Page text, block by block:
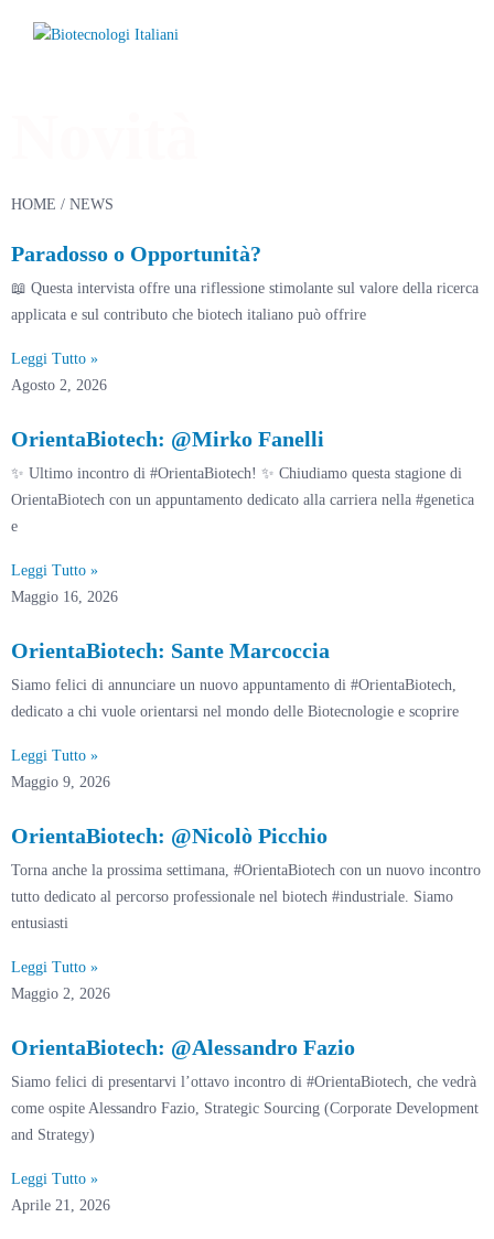
HOME / NEWS
Paradosso o Opportunità?
📖 Questa intervista offre una riflessione stimolante sul valore della ricerca
applicata e sul contributo che biotech italiano può offrire
Leggi Tutto »
Agosto 2, 2026
OrientaBiotech: @Mirko Fanelli
✨ Ultimo incontro di #OrientaBiotech! ✨ Chiudiamo questa stagione di
OrientaBiotech con un appuntamento dedicato alla carriera nella #genetica
e
Leggi Tutto »
Maggio 16, 2026
OrientaBiotech: Sante Marcoccia
Siamo felici di annunciare un nuovo appuntamento di #OrientaBiotech,
dedicato a chi vuole orientarsi nel mondo delle Biotecnologie e scoprire
Leggi Tutto »
Maggio 9, 2026
OrientaBiotech: @Nicolò Picchio
Torna anche la prossima settimana, #OrientaBiotech con un nuovo incontro
tutto dedicato al percorso professionale nel biotech #industriale. Siamo
entusiasti
Leggi Tutto »
Maggio 2, 2026
OrientaBiotech: @Alessandro Fazio
Siamo felici di presentarvi l’ottavo incontro di #OrientaBiotech, che vedrà
come ospite Alessandro Fazio, Strategic Sourcing (Corporate Development
and Strategy)
Leggi Tutto »
Aprile 21, 2026